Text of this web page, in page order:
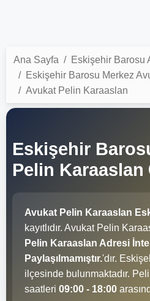
Ana Sayfa
Eskişehir Barosu
Eskişehir Barosu Merkez
Avukat Pelin Karaaslan
Eskişehir
Pelin Karaaslan
Avukat Pelin Karaaslan
kayıtlıdır. Avukat Pelin
Pelin Karaaslan Adresi
Paylaşılmamıştır.'dır.
ilçesinde bulunmaktadır.
saatleri 09:00 - 18:00